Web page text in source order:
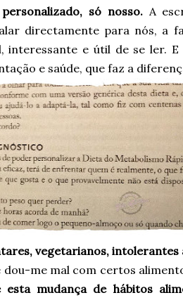
só nosso. A
directamente para nós, a
interessante e útil de se ler. E
e saúde, que faz a
vegetarianos, intolerantes
me mal com certos
mudança de hábitos